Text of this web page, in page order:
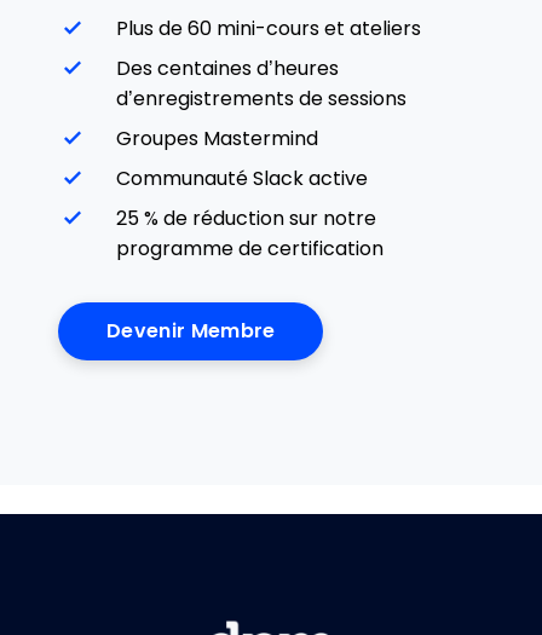
Plus de 60 mini-cours et ateliers
Des centaines d’heures
d’enregistrements de sessions
Groupes Mastermind
Communauté Slack active
25 % de réduction sur notre
programme de certification
Devenir Membre